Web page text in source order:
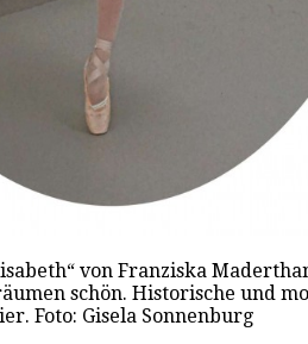
von Franziska
schön. Historische und
Foto: Gisela Sonnenburg